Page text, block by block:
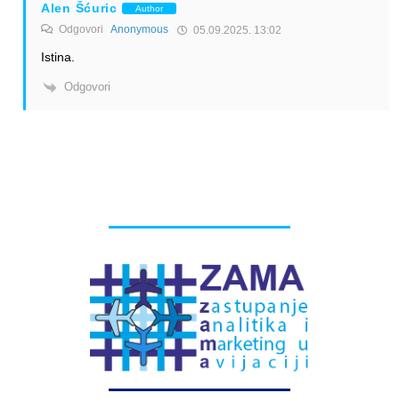
Alen Šćuric Author
Odgovori Anonymous 05.09.2025. 13:02
Istina.
Odgovori